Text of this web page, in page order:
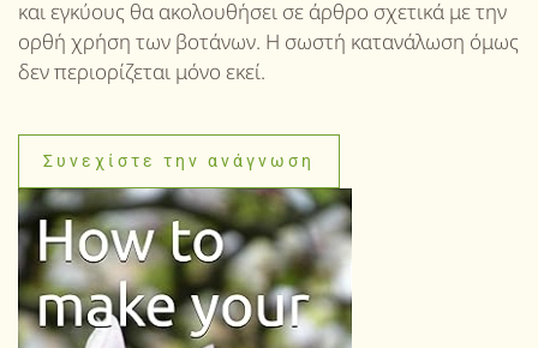
και εγκύους θα ακολουθήσει σε άρθρο σχετικά με την
ορθή χρήση των βοτάνων. Η σωστή κατανάλωση όμως
δεν περιορίζεται μόνο εκεί.
Συνεχίστε την ανάγνωση